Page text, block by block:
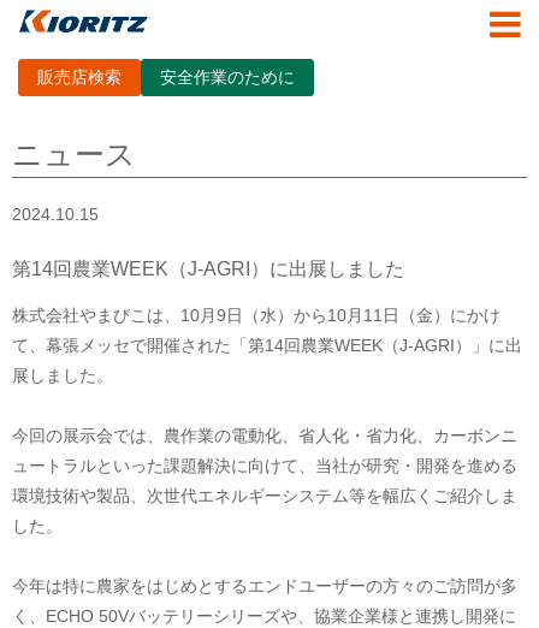
販売店検索 安全作業のために
ニュース
2024.10.15
第14回農業WEEK（J-AGRI）に出展しました
株式会社やまびこは、10月9日（水）から10月11日（金）にかけ
て、幕張メッセで開催された「第14回農業WEEK（J-AGRI）」に出
展しました。
今回の展示会では、農作業の電動化、省人化・省力化、カーボンニ
ュートラルといった課題解決に向けて、当社が研究・開発を進める
環境技術や製品、次世代エネルギーシステム等を幅広くご紹介しま
した。
今年は特に農家をはじめとするエンドユーザーの方々のご訪問が多
く、ECHO 50Vバッテリーシリーズや、協業企業様と連携し開発に